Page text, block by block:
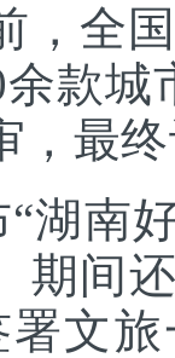
，全
款
，最
南好
期间
文